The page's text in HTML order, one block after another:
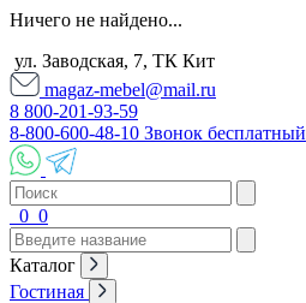
Ничего не найдено...
ул. Заводская, 7, ТК Кит
magaz-mebel@mail.ru
8 800-201-93-59
8-800-600-48-10 Звонок бесплатный
0 0
Каталог
Гостиная